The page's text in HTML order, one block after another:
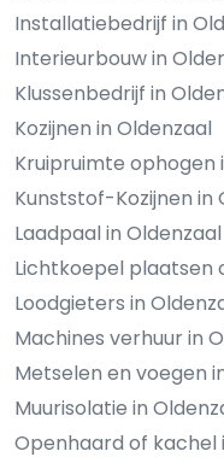
Installatiebedrijf in
Interieurbouw in
Klussenbedrijf in
Kozijnen in Oldenzaal
Kruipruimte ophogen
Kunststof-Kozijnen in
Laadpaal in Oldenzaal
Lichtkoepel plaatsen
Loodgieters in
Machines verhuur in
Metselen en voegen
Muurisolatie in
Openhaard of kachel